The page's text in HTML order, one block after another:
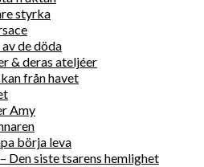
styrka
de döda
& deras ateljéer
från havet
Amy
börja leva
Den siste tsarens hemlighet